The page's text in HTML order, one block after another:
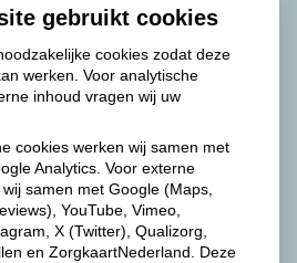
Apotheek.
volgt te bereiken:
gebruikt cookies
cookies zodat deze
werken. Voor analytische
inhoud vragen wij uw
cookies werken wij samen met
Analytics. Voor externe
samen met Google (Maps,
YouTube, Vimeo,
X (Twitter), Qualizorg,
en ZorgkaartNederland. Deze